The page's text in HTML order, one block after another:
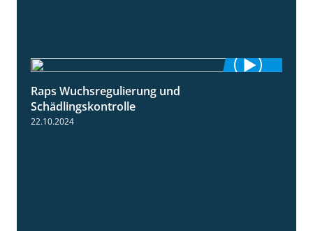
Raps Wuchsregulierung und
Schädlingskontrolle
22.10.2024